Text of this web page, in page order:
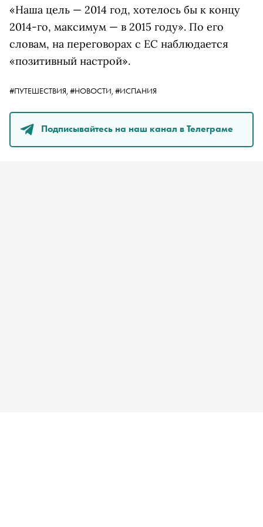
«Наша цель — 2014 год, хотелось бы к концу
2014-го, максимум — в 2015 году». По его
словам, на переговорах с ЕС наблюдается
«позитивный настрой».
#ПУТЕШЕСТВИЯ, #НОВОСТИ, #ИСПАНИЯ
Подписывайтесь на наш канал в Телеграме